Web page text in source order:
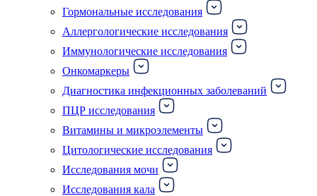
Гормональные исследования
Аллергологические исследования
Иммунологические исследования
Онкомаркеры
Диагностика инфекционных заболеваний
ПЦР исследования
Витамины и микроэлементы
Цитологические исследования
Исследования мочи
Исследования кала